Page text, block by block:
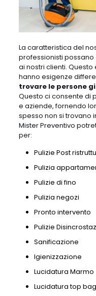
La caratteristica del
professionisti
ai nostri clienti.
hanno esigenze
trovare le persone
Questo ci consente di
e aziende, fornendo
spesso non si trovano
Mister Preventivo
per:
Pulizie Post
Pulizia
Pulizie di fino
Pulizia negozi
Pronto intervento
Pulizie
Sanificazione
Igienizzazione
Lucidatura Marmo
Lucidatura top